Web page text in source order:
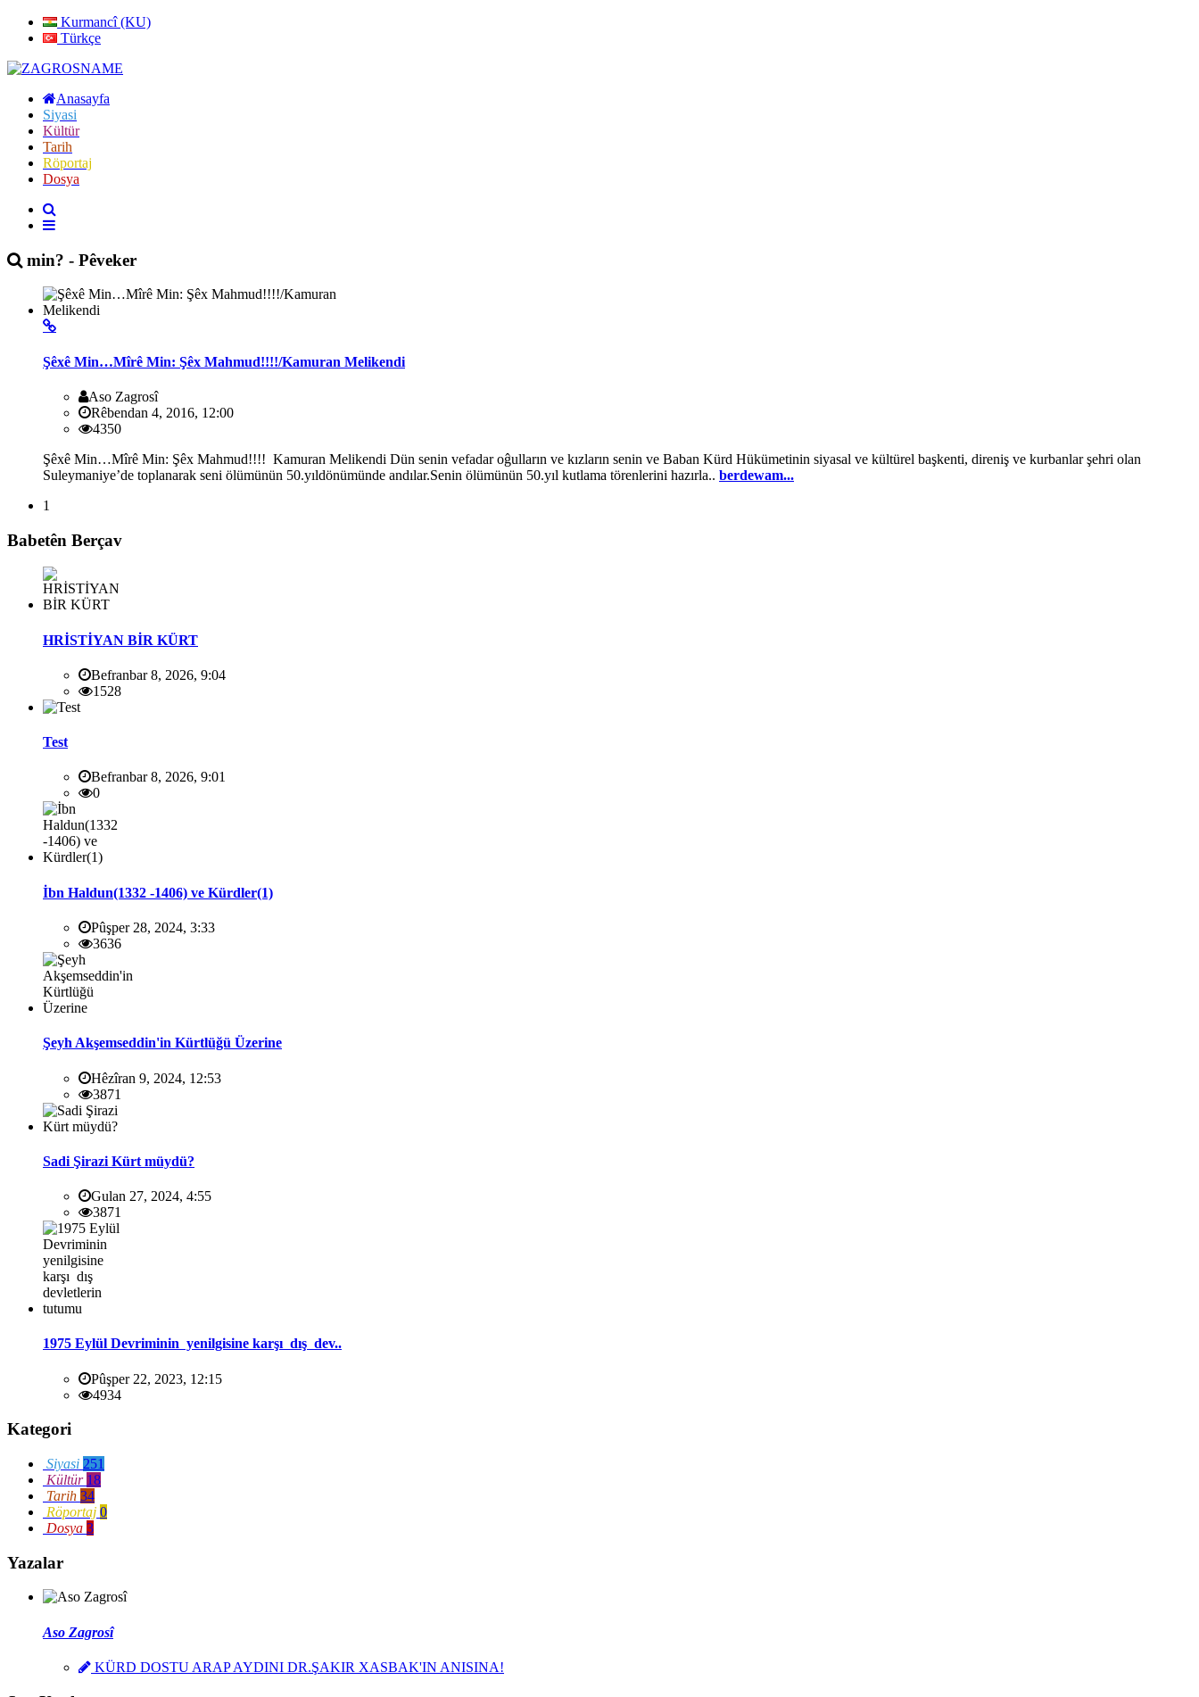
Kurmancî (KU)
Türkçe
Anasayfa
Siyasi
Kültür
Tarih
Röportaj
Dosya
min? - Pêveker
Şêxê Min…Mîrê Min: Şêx Mahmud!!!!/Kamuran Melikendi
Aso Zagrosî
Rêbendan 4, 2016, 12:00
4350
Şêxê Min…Mîrê Min: Şêx Mahmud!!!! Kamuran Melikendi Dün senin vefadar oĝulların ve kızların senin ve Baban Kürd Hükümetinin siyasal ve kültürel başkenti, direniş ve kurbanlar şehri olan
Suleymaniye’de toplanarak seni ölümünün 50.yıldönümünde andılar.Senin ölümünün 50.yıl kutlama törenlerini hazırla.. berdewam...
1
Babetên Berçav
HRİSTİYAN BİR KÜRT
Befranbar 8, 2026, 9:04
1528
Test
Befranbar 8, 2026, 9:01
0
İbn Haldun(1332 -1406) ve Kürdler(1)
Pûşper 28, 2024, 3:33
3636
Şeyh Akşemseddin'in Kürtlüğü Üzerine
Hêzîran 9, 2024, 12:53
3871
Sadi Şirazi Kürt müydü?
Gulan 27, 2024, 4:55
3871
1975 Eylül Devriminin yenilgisine karşı dış dev..
Pûşper 22, 2023, 12:15
4934
Kategori
Siyasi 251
Kültür 18
Tarih 34
Röportaj 0
Dosya 3
Yazalar
Aso Zagrosî
KÜRD DOSTU ARAP AYDINI DR.ŞAKIR XASBAK'IN ANISINA!